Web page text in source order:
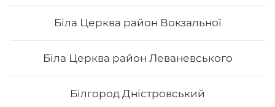
Біла Церква район Вокзальної
Біла Церква район Леваневського
Білгород Дністровський
Акція тижня Сети Роли від шефа
Напої